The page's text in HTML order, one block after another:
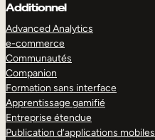
Additionnel
Advanced Analytics
e-commerce
Communautés
Companion
Formation sans interface
Apprentissage gamifié
Entreprise étendue
Publication d’applications mobiles